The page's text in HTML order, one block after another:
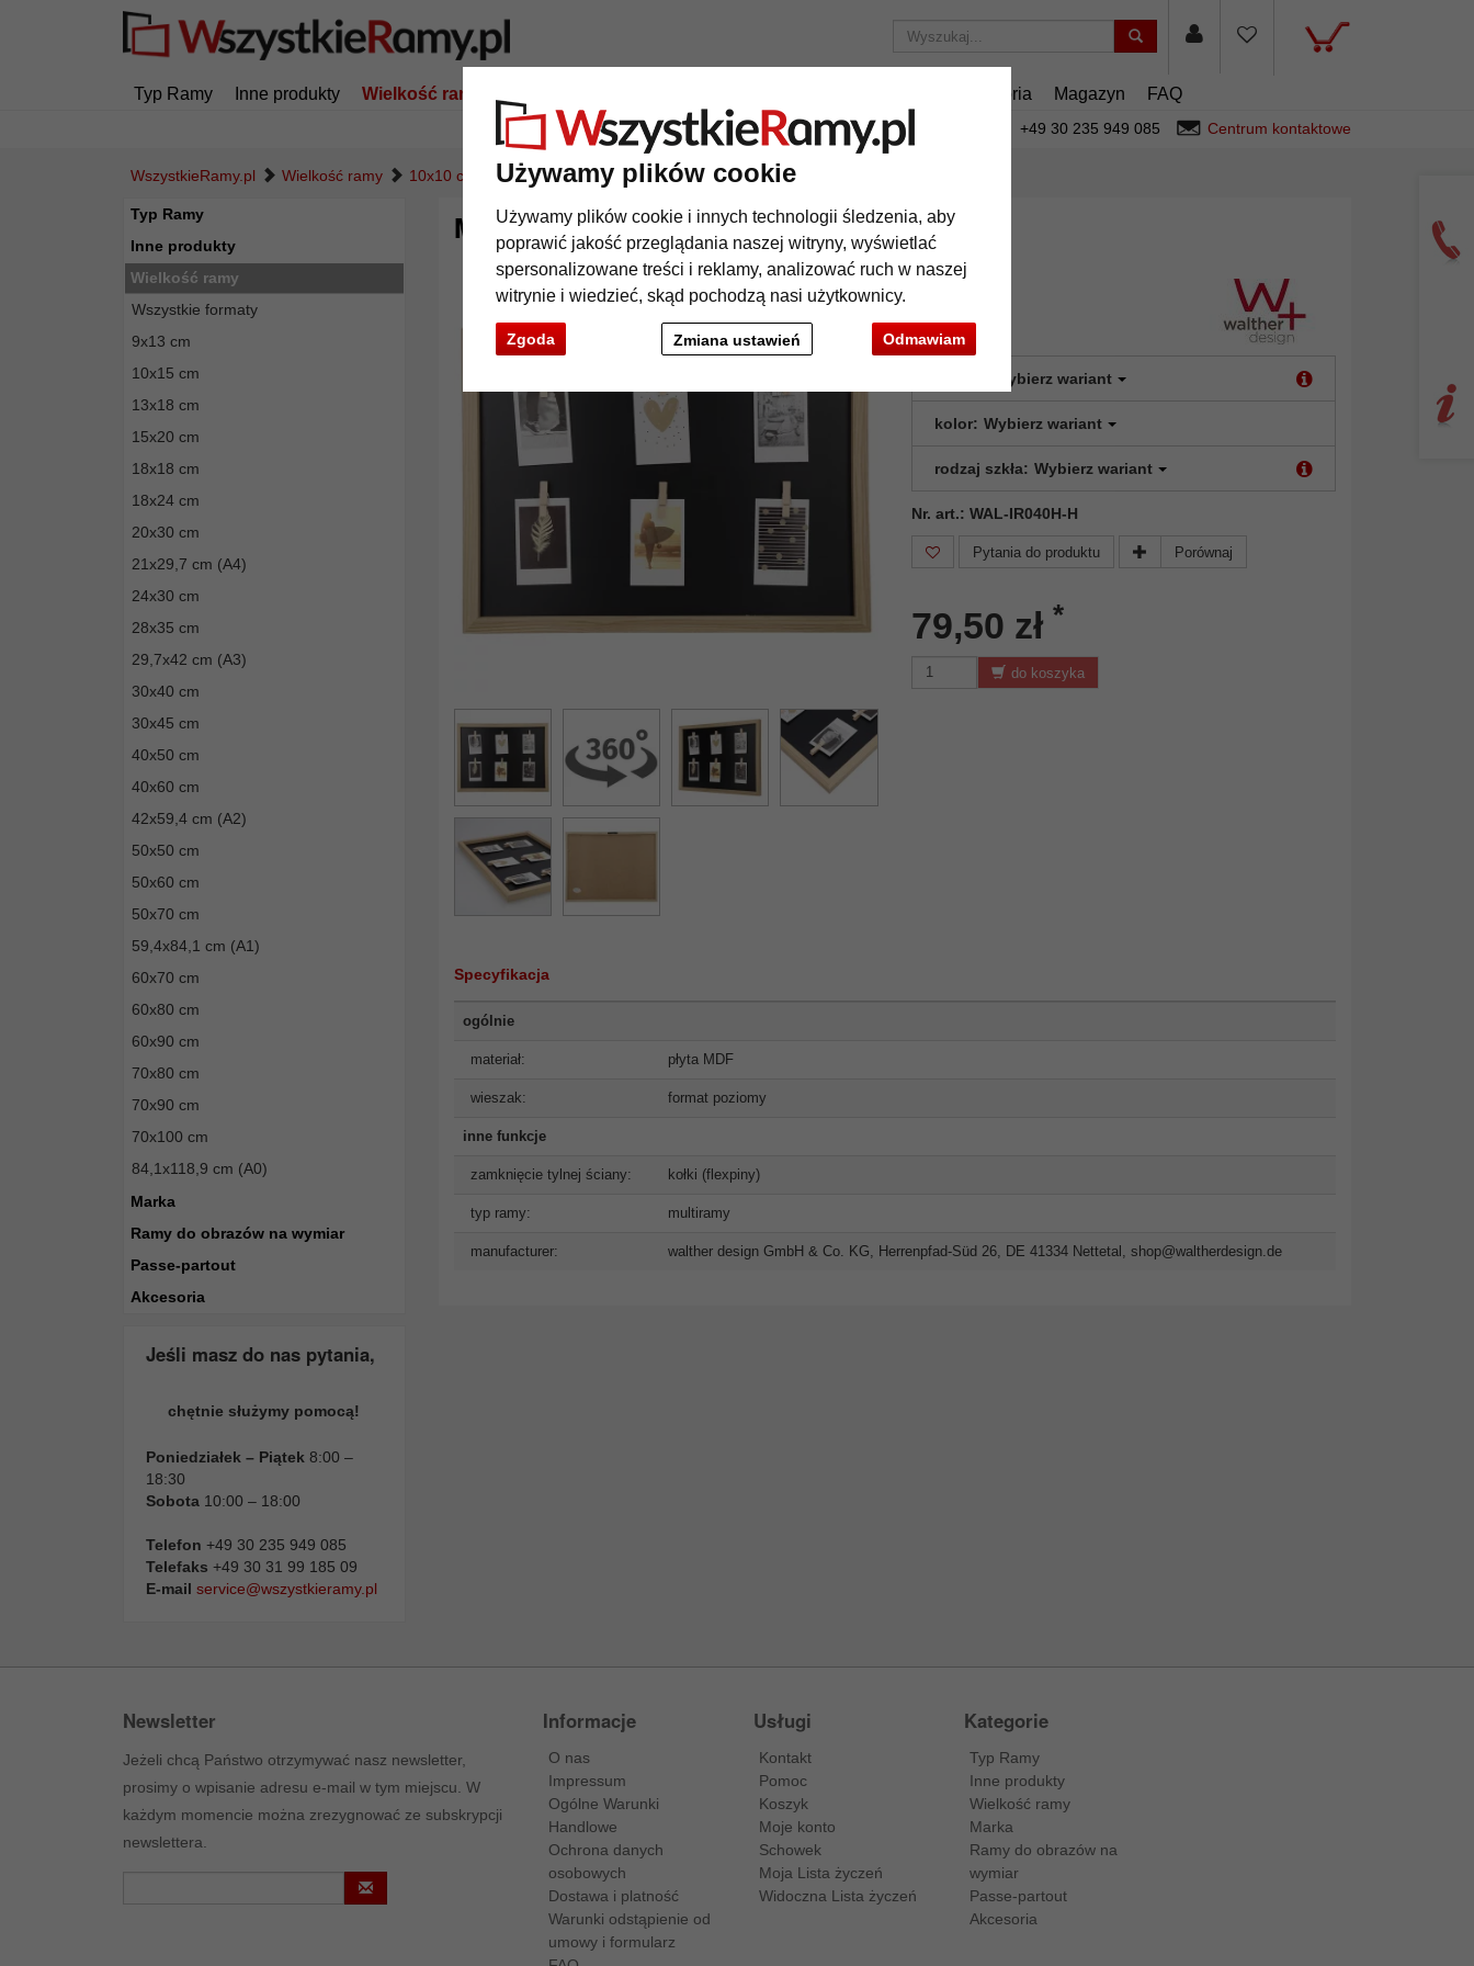
Używamy plików cookie
Używamy plików cookie i innych technologii śledzenia, aby
poprawić jakość przeglądania naszej witryny, wyświetlać
spersonalizowane treści i reklamy, analizować ruch w naszej
witrynie i wiedzieć, skąd pochodzą nasi użytkownicy.
Zgoda Odmawiam
Zmiana ustawień
Typ Ramy Inne produkty Wielkość ramy Akcesoria Magazyn FAQ
Tylko 25,95 zł za wysyłkę. +49 30 235 949 085 Centrum kontaktowe
WszystkieRamy.pl Wielkość ramy 10x10 cm Multiramka na 6 zdjęć Adventrue (MDF)
Typ Ramy
Inne produkty
Wielkość ramy
Wszystkie formaty
9x13 cm
10x15 cm
13x18 cm
15x20 cm
18x18 cm
18x24 cm
20x30 cm
21x29,7 cm (A4)
24x30 cm
28x35 cm
29,7x42 cm (A3)
30x40 cm
30x45 cm
40x50 cm
40x60 cm
42x59,4 cm (A2)
50x50 cm
50x60 cm
50x70 cm
59,4x84,1 cm (A1)
60x70 cm
60x80 cm
60x90 cm
70x80 cm
70x90 cm
70x100 cm
84,1x118,9 cm (A0)
Marka
Ramy do obrazów na wymiar
Passe-partout
Akcesoria
Jeśli masz do nas pytania,
chętnie służymy pomocą!
Poniedziałek – Piątek 8:00 –
18:30
Sobota 10:00 – 18:00
Telefon +49 30 235 949 085
Telefaks +49 30 31 99 185 09
E-mail service@wszystkieramy.pl
Multiramka na 6 zdjęć Adventrue (MDF)
Wybierz wariant
kolor: Wybierz wariant
rodzaj szkła: Wybierz wariant
Nr. art.: WAL-IR040H-H
Pytania do produktu Porównaj
79,50 zł *
do koszyka
Specyfikacja
ogólnie
materiał: płyta MDF
wieszak: format poziomy
inne funkcje
zamknięcie tylnej ściany: kołki (flexpiny)
typ ramy: multiramy
manufacturer: walther design GmbH & Co. KG, Herrenpfad-Süd 26, DE 41334 Nettetal, shop@waltherdesign.de
Newsletter
Jeżeli chcą Państwo otrzymywać nasz newsletter,
prosimy o wpisanie adresu e-mail w tym miejscu. W
każdym momencie można zrezygnować ze subskrypcji
newslettera.
Informacje
O nas
Impressum
Ogólne Warunki
Handlowe
Ochrona danych
osobowych
Dostawa i platność
Warunki odstąpienie od
umowy i formularz
Usługi
Kontakt
Pomoc
Koszyk
Moje konto
Schowek
Moja Lista życzeń
Widoczna Lista życzeń
Kategorie
Typ Ramy
Inne produkty
Wielkość ramy
Marka
Ramy do obrazów na
wymiar
Passe-partout
Akcesoria